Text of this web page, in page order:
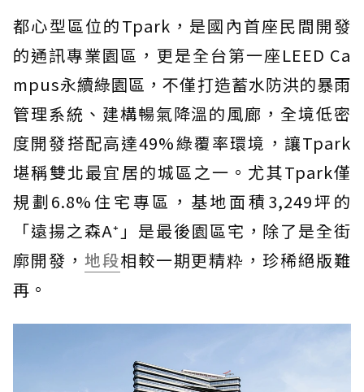
都心型區位的Tpark，是國內首座民間開發
的通訊專業園區，更是全台第一座LEED Ca
mpus永續綠園區，不僅打造蓄水防洪的暴雨
管理系統、建構暢氣降溫的風廊，全境低密
度開發搭配高達49%綠覆率環境，讓Tpark
堪稱雙北最宜居的城區之一。尤其Tpark僅
規劃6.8%住宅專區，基地面積3,249坪的
「遠揚之森A⁺」是最後園區宅，除了是全街
廓開發， 地段相較一期更精粋，珍稀絕版難
再。